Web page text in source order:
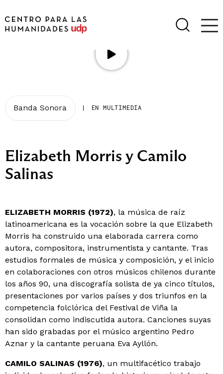
Banda Sonora | EN MULTIMEDIA
Elizabeth Morris y Camilo
Salinas
ELIZABETH MORRIS (1972), la música de raíz
latinoamericana es la vocación sobre la que Elizabeth
Morris ha construido una elaborada carrera como
autora, compositora, instrumentista y cantante. Tras
estudios formales de música y composición, y el inicio
en colaboraciones con otros músicos chilenos durante
los años 90, una discografía solista de ya cinco títulos,
presentaciones por varios países y dos triunfos en la
competencia folclórica del Festival de Viña la
consolidan como indiscutida autora. Canciones suyas
han sido grabadas por el músico argentino Pedro
Aznar y la cantante peruana Eva Ayllón.
CAMILO SALINAS (1976), un multifacético trabajo